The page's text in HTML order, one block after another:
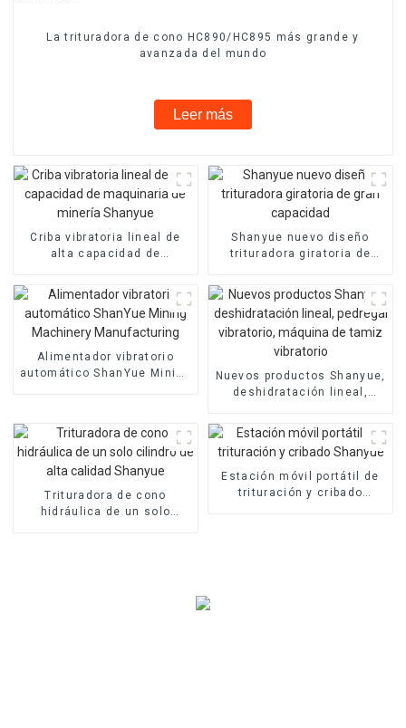
La trituradora de cono HC890/HC895 más grande y
avanzada del mundo
Leer más
Criba vibratoria lineal de
alta capacidad de
Shanyue
Shanyue nuevo diseño
trituradora giratoria de
Alimentador vibratorio
automático ShanYue Mining
Nuevos productos Shanyue,
deshidratación lineal,
máquina de tamiz
vibratorio
Trituradora de cono
hidráulica de un solo
Estación móvil portátil de
trituración y cribado